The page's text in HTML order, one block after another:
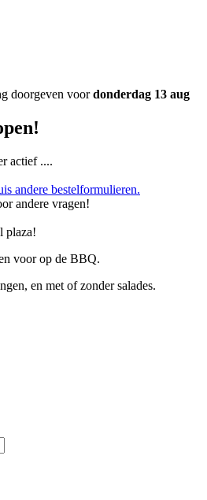
doorgeven voordonderdag 13 aug
actief ....
andere bestelformulieren.
andere vragen!
plaza!
voor op de BBQ.
en met of zonder salades.